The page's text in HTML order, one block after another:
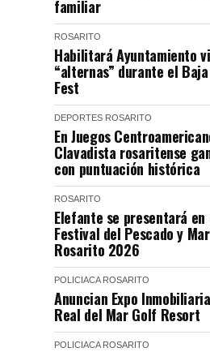
familiar
ROSARITO
Habilitará Ayuntamiento
“alternas” durante el
Fest
DEPORTES ROSARITO
En Juegos
Clavadista rosaritense
con puntuación histórica
ROSARITO
Elefante se presentará en
Festival del Pescado y
Rosarito 2026
POLICIACA ROSARITO
Anuncian Expo
Real del Mar Golf Resort
POLICIACA ROSARITO